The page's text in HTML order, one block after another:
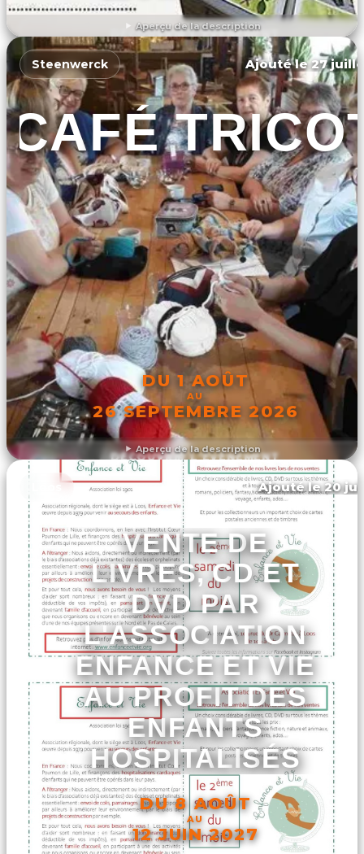
Aperçu de la description
DÉCOUVRIR L'ÉVÉNEMENT
Aperçu de la description
Steenwerck Ajouté le 27
CAFÉ
DU 1 AOÛT
AU
26 SEPTEMBRE 2026
DÉCOUVRIR L'ÉVÉNEMENT
Loos Ajouté le 20
VENTE DE
LIVRES, CD ET
DVD PAR
L'ASSOCIATION
ENFANCE ET VIE
AU PROFIT DES
ENFANTS
HOSPITALISÉS
DU 8 AOÛT
AU
12 JUIN 2027